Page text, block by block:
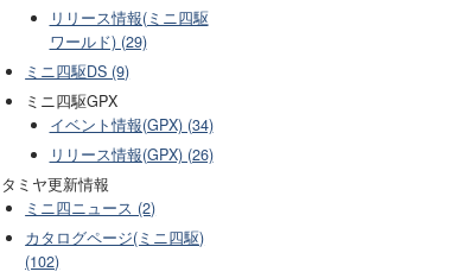
リリース情報(ミニ四駆
ワールド) (29)
ミニ四駆DS (9)
ミニ四駆GPX
イベント情報(GPX) (34)
リリース情報(GPX) (26)
タミヤ更新情報
ミニ四ニュース (2)
カタログページ(ミニ四駆)
(102)